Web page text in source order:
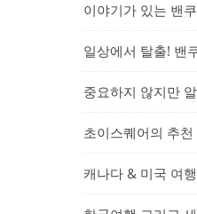
이야기가 있는 밴
일상에서 탈출! 밴
중요하지 않지만
초이스퀘어의 추천
캐나다 & 미국 여행